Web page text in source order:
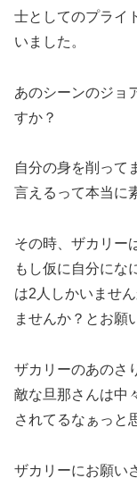
士としてのプライ
いました。
あのシーンのジョ
すか？
自分の身を削って
言えるって本当に
その時、ザカリー
もし仮に自分にな
は2人しかいませ
ませんか？とお願
ザカリーのあのさ
敵な旦那さんは中
されてるなぁっと
ザカリーにお願い